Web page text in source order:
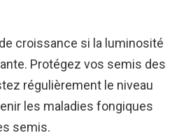
croissance si la luminosité
Protégez vos semis des
régulièrement le niveau
les maladies fongiques
semis.